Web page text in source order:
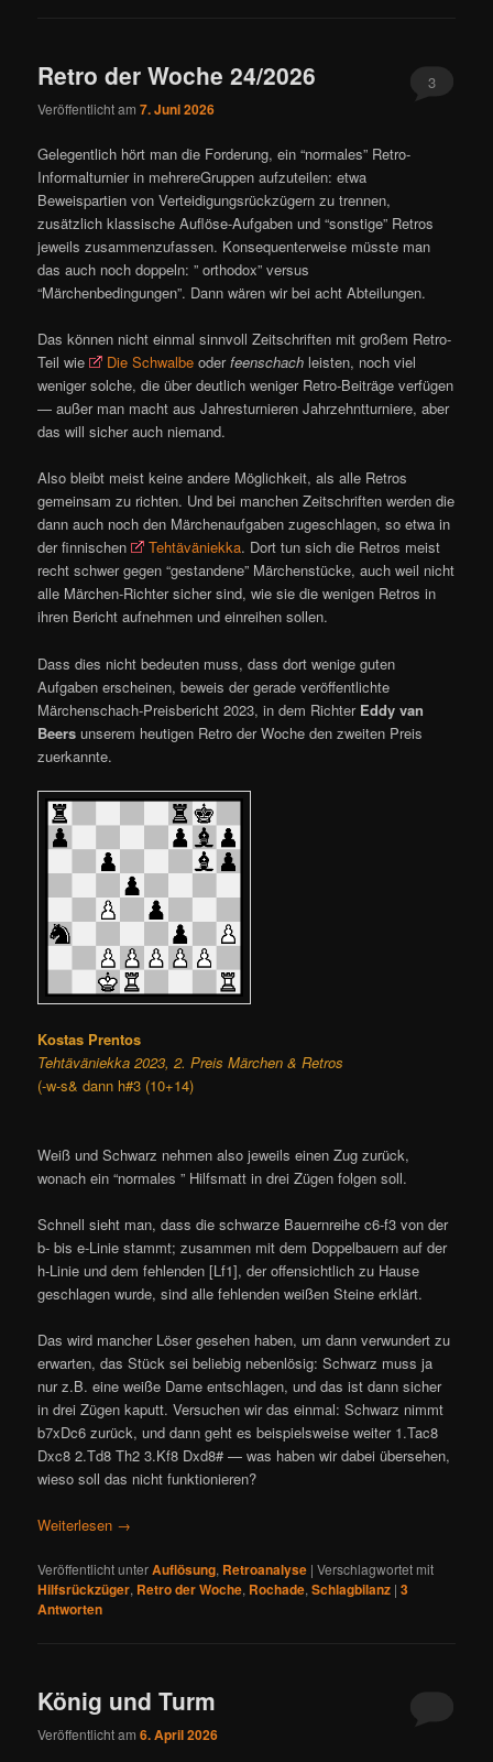
Yoav Ben-Zvi
Phénix 2020, 2. Preis
Retro der Woche 24/2026
Veröffentlicht am7. Juni 2026
3
Gelegentlich hört man die Forderung, ein “normales” Retro-
Informalturnier in mehrereGruppen aufzuteilen: etwa
Beweispartien von Verteidigungsrückzügern zu trennen,
zusätzlich klassische Auflöse-Aufgaben und “sonstige” Retros
jeweils zusammenzufassen. Konsequenterweise müsste man
das auch noch doppeln: ” orthodox” versus
“Märchenbedingungen”. Dann wären wir bei acht Abteilungen.
Das können nicht einmal sinnvoll Zeitschriften mit großem Retro-
Teil wie
Die Schwalbe oderfeenschach leisten, noch viel
weniger solche, die über deutlich weniger Retro-Beiträge verfügen
— außer man macht aus Jahresturnieren Jahrzehntturniere, aber
das will sicher auch niemand.
Also bleibt meist keine andere Möglichkeit, als alle Retros
gemeinsam zu richten. Und bei manchen Zeitschriften werden die
dann auch noch den Märchenaufgaben zugeschlagen, so etwa in
der finnischen
Tehtäväniekka. Dort tun sich die Retros meist
recht schwer gegen “gestandene” Märchenstücke, auch weil nicht
alle Märchen-Richter sicher sind, wie sie die wenigen Retros in
ihren Bericht aufnehmen und einreihen sollen.
Dass dies nicht bedeuten muss, dass dort wenige guten
Aufgaben erscheinen, beweis der gerade veröffentlichte
Märchenschach-Preisbericht 2023, in dem Richter Eddy van
Beers unserem heutigen Retro der Woche den zweiten Preis
zuerkannte.
Kostas Prentos
Tehtäväniekka 2023, 2. Preis Märchen & Retros
(-w-s& dann h#3 (10+14)
Weiß und Schwarz nehmen also jeweils einen Zug zurück,
wonach ein “normales ” Hilfsmatt in drei Zügen folgen soll.
Schnell sieht man, dass die schwarze Bauernreihe c6-f3 von der
b- bis e-Linie stammt; zusammen mit dem Doppelbauern auf der
h-Linie und dem fehlenden [Lf1], der offensichtlich zu Hause
geschlagen wurde, sind alle fehlenden weißen Steine erklärt.
Das wird mancher Löser gesehen haben, um dann verwundert zu
erwarten, das Stück sei beliebig nebenlösig: Schwarz muss ja
nur z.B. eine weiße Dame entschlagen, und das ist dann sicher
in drei Zügen kaputt. Versuchen wir das einmal: Schwarz nimmt
b7xDc6 zurück, und dann geht es beispielsweise weiter 1.Tac8
Dxc8 2.Td8 Th2 3.Kf8 Dxd8# — was haben wir dabei übersehen,
wieso soll das nicht funktionieren?
Weiterlesen →
Veröffentlicht unterAuflösung, Retroanalyse |Verschlagwortet mit
Hilfsrückzüger, Retro der Woche, Rochade,Schlagbilanz |3
Antworten
König und Turm
Veröffentlicht am6. April 2026